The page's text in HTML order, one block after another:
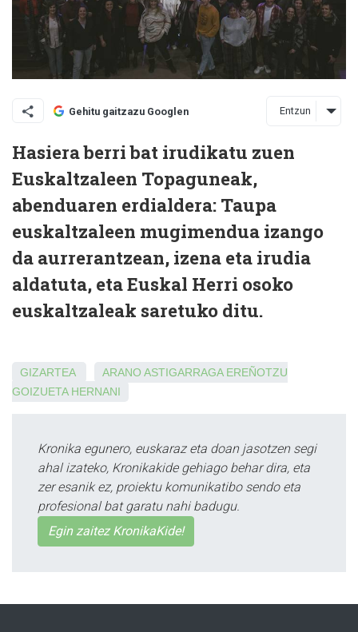
Gehitu gaitzazu Googlen Entzun
Hasiera berri bat irudikatu zuen
Euskaltzaleen Topaguneak,
abenduaren erdialdera: Taupa
euskaltzaleen mugimendua izango
da aurrerantzean, izena eta irudia
aldatuta, eta Euskal Herri osoko
euskaltzaleak saretuko ditu.
GIZARTEA ARANO ASTIGARRAGA EREÑOTZU
GOIZUETA HERNANI
Kronika egunero, euskaraz eta doan jasotzen segi
ahal izateko, Kronikakide gehiago behar dira, eta
zer esanik ez, proiektu komunikatibo sendo eta
profesional bat garatu nahi badugu.
Egin zaitez KronikaKide!